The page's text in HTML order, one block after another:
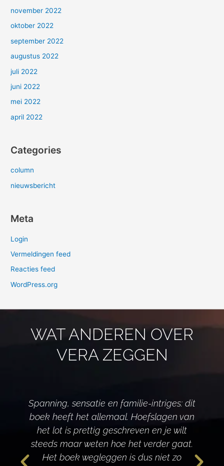
november 2022
oktober 2022
september 2022
augustus 2022
juli 2022
juni 2022
mei 2022
april 2022
Categories
column
nieuwsbericht
Meta
Login
Vermeldingen feed
Reacties feed
WordPress.org
WAT ANDEREN OVER
VERA ZEGGEN
Spanning, sensatie en familie-intriges: dit
boek heeft het allemaal. Hoefslagen van
het lot is prettig geschreven en je wilt
steeds maar weten hoe het verder gaat.
Het boek wegleggen is dus niet zo